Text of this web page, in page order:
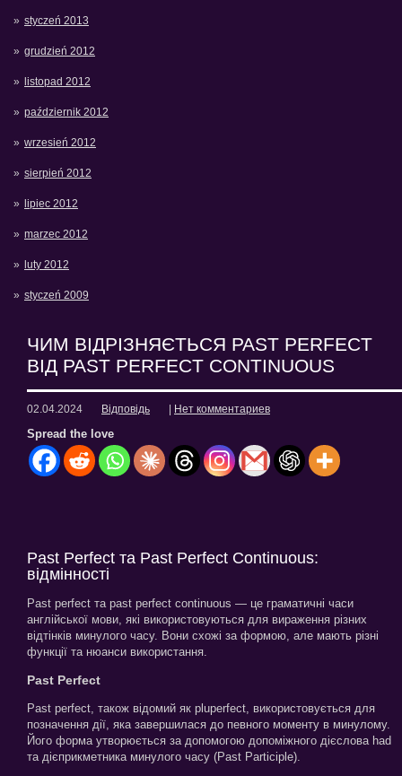
styczeń 2013
grudzień 2012
listopad 2012
październik 2012
wrzesień 2012
sierpień 2012
lipiec 2012
marzec 2012
luty 2012
styczeń 2009
ЧИМ ВІДРІЗНЯЄТЬСЯ PAST PERFECT
ВІД PAST PERFECT CONTINUOUS
02.04.2024 Відповідь Нет комментариев
Spread the love
Past Perfect та Past Perfect Continuous:
відмінності
Past perfect та past perfect continuous — це граматичні часи
англійської мови, які використовуються для вираження різних
відтінків минулого часу. Вони схожі за формою, але мають різні
функції та нюанси використання.
Past Perfect
Past perfect, також відомий як pluperfect, використовується для
позначення дії, яка завершилася до певного моменту в минулому.
Його форма утворюється за допомогою допоміжного дієслова had
та дієприкметника минулого часу (Past Participle).